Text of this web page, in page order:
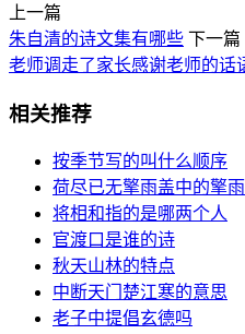
上一篇
朱自清的诗文集有哪些 下一篇
老师调走了家长感谢老师的话
相关推荐
按季节写的叫什么顺序
荷尽已无擎雨盖中的擎
将相和指的是哪两个人
官渡口是谁的诗
秋天山林的特点
中断天门楚江寒的意思
老子中提倡玄德吗